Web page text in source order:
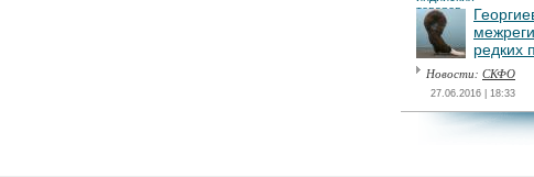
редких
Новости: СКФО
27.06.2016 | 18:33